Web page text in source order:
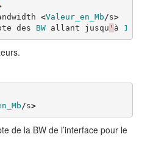
<Valeur_en_Mb /s>
des BW allant jusqu ' à 1
/s>
de la BW de l’interface pour le